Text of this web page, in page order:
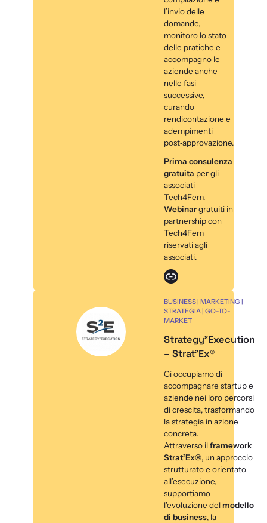
l’invio delle
domande,
monitoro lo stato
delle pratiche e
accompagno le
aziende anche
nelle fasi
successive,
curando
rendicontazione e
adempimenti
post‑approvazione.
Prima consulenza
gratuita per gli
associati
Tech4Fem.
Webinargratuiti in
partnership con
Tech4Fem
riservati agli
associati.
Link
BUSINESS | MARKETING |
STRATEGIA | GO-TO-
MARKET
Strategy²Execution
– Strat²Ex®
Ci occupiamo di
accompagnare startup e
aziende nei loro percorsi
di crescita, trasformando
la strategia in azione
concreta.
Attraverso ilframework
Strat²Ex®, un approccio
strutturato e orientato
all’esecuzione,
supportiamo
l’evoluzione del modello
di business, la